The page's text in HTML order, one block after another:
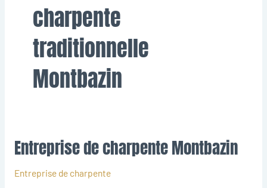
charpente
traditionnelle
Montbazin
Entreprise de charpente Montbazin
Entreprise de charpente
Entreprise
de
charpente